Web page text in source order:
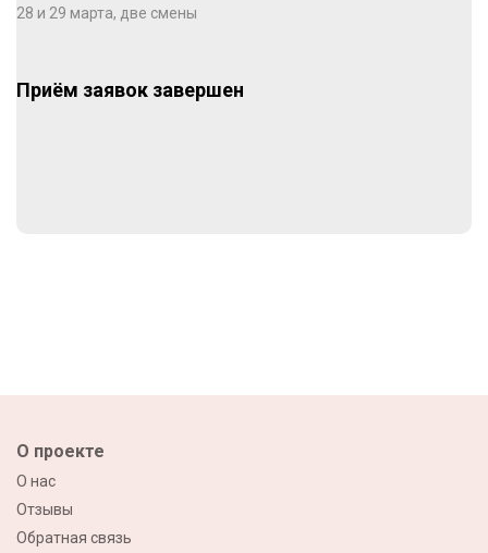
28 и 29 марта, две смены
Приём заявок завершен
О проекте
О нас
Отзывы
Обратная связь